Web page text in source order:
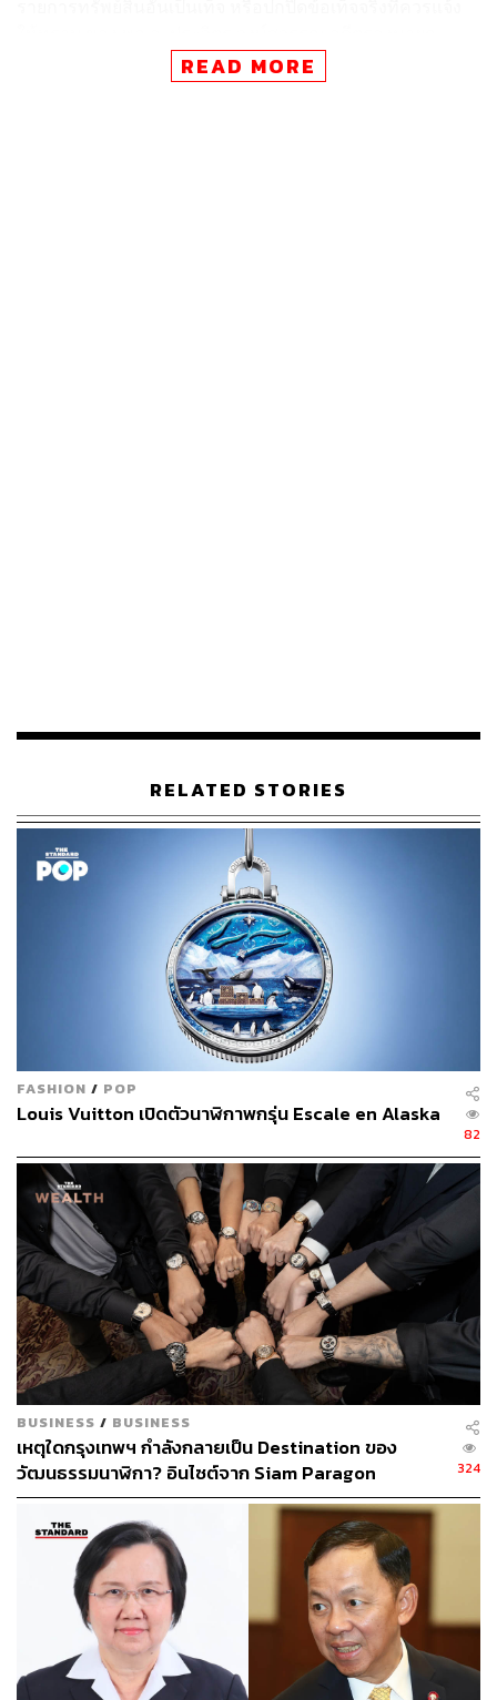
รัฐมนตรี สมัยดำรงตำแหน่งรองนายกรัฐมนตรี และรัฐมนตรี
ว่าการกระทรวงกลาโหม โดยเฉพาะประเด็นที่ไม่ได้แสดง
คดี “นาฬิกายืมเพื่อน” ต้องย้อนไปวันที่ 4 ธันวาคม 2560
โดยเป็นวันที่สื่อมวลชนจับภาพนาฬิกาหรู (Richard Mille)
และแหวนเพชรบนข้อมือของ พล.อ. ประวิตร ขณะยกมือบัง
แดด ระหว่างการถ่ายภาพหมู่คณะรัฐมนตรีชุดใหม่ที่ทำเนียบ
รัฐบาล ทั้งนี้ ประชาชนตั้งข้อสังเกตว่า นาฬิกาหรูนี้ ไม่ได้มี
การแจ้งไว้ในบัญชีทรัพย์สินที่ยื่นต่อ ป.ป.ช.
ก่อนที่ พล.อ. ประวิตร จะชี้แจงต่อ ป.ป.ช. ว่า นาฬิกาทั้งหมด
เป็นการยืมเพื่อนมาใส่ และได้คืนไปหมดแล้ว ซึ่ง ป.ป.ช. มีมติ
เสียงข้างมากตีตกคดีดังกล่าว โดยระบุว่าไม่มีเจตนาจงใจ
ปกปิดทรัพย์สิน และการยืมเพื่อนมาใส่ไม่ถือเป็นความผิด
แต่วีระไม่คิดแบบนั้น วันที่ 26 ธันวาคม 2560 ได้ตัดสินใจส่ง
หนังสือถึงคณะกรรมการ ป.ป.ช. เพื่อขอให้ไต่สวน พล.อ.
ประวิตร ในข้อหาจงใจยื่นบัญชีทรัพย์สินอันเป็นเท็จ หรือ
ปกปิดข้อเท็จจริง
โจทก์ได้ฟ้องร้องว่า ระหว่างวันที่ 22 สิงหาคม 2562 ถึงวันที่
23 พฤษภาคม 2567 กลุ่มจำเลยทั้ง 12 คน ได้ร่วมกันกระทำ
ความผิดหลายกรรมต่างวาระ ด้วยการละเว้นการปฏิบัติ
หน้าที่โดยมิชอบ เพิกเฉยไม่ยอมส่งมอบข้อมูลข่าวสารจำนวน
READ MORE
RELATED STORIES
FASHION / POP
Louis Vuitton เปิดตัวนาฬิกาพกรุ่น Escale en Alaska
82
BUSINESS / BUSINESS
เหตุใดกรุงเทพฯ กำลังกลายเป็น Destination ของ
วัฒนธรรมนาฬิกา? อินไซต์จาก Siam Paragon
Bangkok Watch Week [ADVERTORIAL]
324